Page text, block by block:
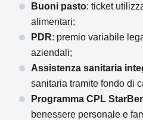
Buoni pasto: ticket
alimentari;
PDR: premio variabile
aziendali;
Assistenza sanitaria
sanitaria tramite fondo di
Programma CPL
benessere personale e